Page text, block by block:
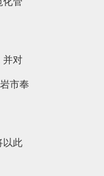
并对
市奉
以此